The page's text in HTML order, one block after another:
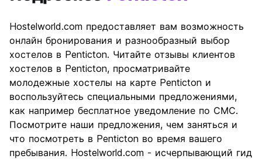
Hostelworld.com предоставляет вам возможность
онлайн бронирования и разнообразный выбор
хостелов в Penticton. Читайте отзывы клиентов
хостелов в Penticton, просматривайте
молодежные хостелы на карте Penticton и
воспользуйтесь специальными предложениями,
как например бесплатное уведомление по СМС.
Посмотрите наши предложения, чем заняться и
что посмотреть в Penticton во время вашего
пребывания. Hostelworld.com - исчерпывающий гид